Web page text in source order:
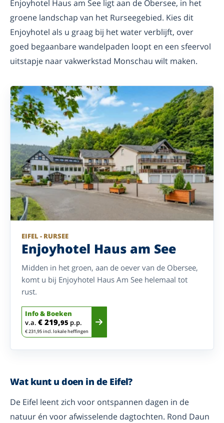
Enjoyhotel Haus am See ligt aan de Obersee, in het
groene landschap van het Rurseegebied. Kies dit
Enjoyhotel als u graag bij het water verblijft, over
goed begaanbare wandelpaden loopt en een sfeervol
uitstapje naar vakwerkstad Monschau wilt maken.
EIFEL - RURSEE
Enjoyhotel Haus am See
Midden in het groen, aan de oever van de Obersee,
komt u bij Enjoyhotel Haus Am See helemaal tot
rust.
Info & Boeken
v.a. € 219,95 p.p.
€ 231,95 incl. lokale heffingen
Wat kunt u doen in de Eifel?
De Eifel leent zich voor ontspannen dagen in de
natuur én voor afwisselende dagtochten. Rond Daun